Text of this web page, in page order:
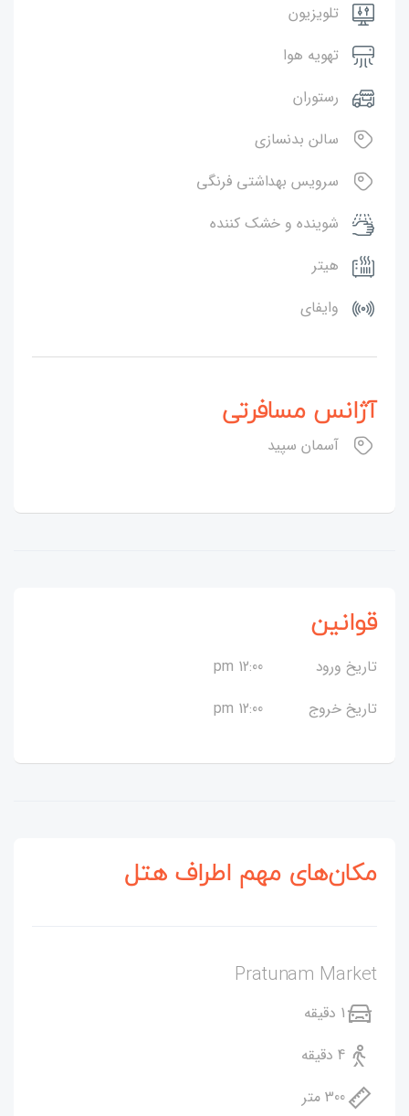
تلویزیون
تهویه هوا
رستوران
سالن بدنسازی
سرویس بهداشتی فرنگی
شوینده و خشک کننده
هیتر
وایفای
آژانس مسافرتی
آسمان سپید
قوانین
تاریخ ورود
12:00 pm
تاریخ خروج
12:00 pm
مکان‌های مهم اطراف هتل
Pratunam Market
1 دقیقه
4 دقیقه
300 متر